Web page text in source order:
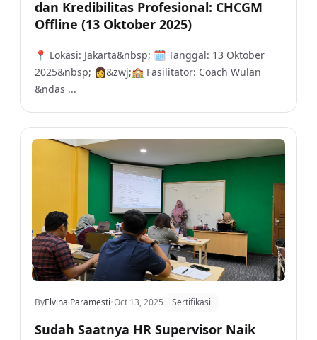
dan Kredibilitas Profesional: CHCGM
Offline (13 Oktober 2025)
📍 Lokasi: Jakarta&nbsp; 🗓️ Tanggal: 13 Oktober
2025&nbsp; 👩&zwj;🏫 Fasilitator: Coach Wulan
&ndas ...
ByElvina Paramesti•Oct 13, 2025 Sertifikasi
Sudah Saatnya HR Supervisor Naik